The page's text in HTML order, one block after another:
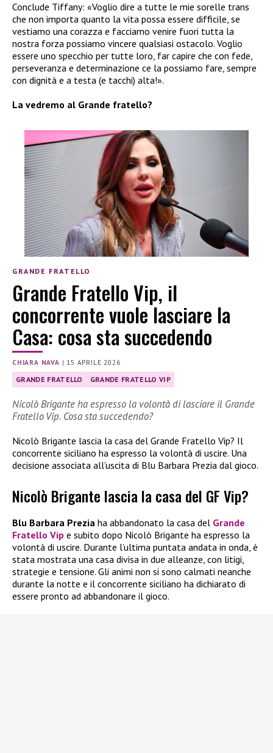
Conclude Tiffany: «Voglio dire a tutte le mie sorelle trans
che non importa quanto la vita possa essere difficile, se
vestiamo una corazza e facciamo venire fuori tutta la
nostra forza possiamo vincere qualsiasi ostacolo. Voglio
essere uno specchio per tutte loro, far capire che con fede,
perseveranza e determinazione ce la possiamo fare, sempre
con dignità e a testa (e tacchi) alta!».
La vedremo al Grande fratello?
GRANDE FRATELLO
Grande Fratello Vip, il
concorrente vuole lasciare la
Casa: cosa sta succedendo
CHIARA NAVA | 15 APRILE 2026
GRANDE FRATELLO GRANDE FRATELLO VIP
Nicolò Brigante ha espresso la volontà di lasciare il Grande
Fratello Vip. Cosa sta succedendo?
Nicolò Brigante lascia la casa del Grande Fratello Vip? Il
concorrente siciliano ha espresso la volontà di uscire. Una
decisione associata all’uscita di Blu Barbara Prezia dal gioco.
Nicolò Brigante lascia la casa del GF Vip?
Blu Barbara Prezia ha abbandonato la casa del Grande
Fratello Vip e subito dopo Nicolò Brigante ha espresso la
volontà di uscire. Durante l’ultima puntata andata in onda, è
stata mostrata una casa divisa in due alleanze, con litigi,
strategie e tensione. Gli animi non si sono calmati neanche
durante la notte e il concorrente siciliano ha dichiarato di
essere pronto ad abbandonare il gioco.